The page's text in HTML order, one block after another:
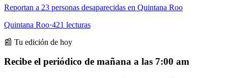
Reportan a 23 personas desaparecidas en Quintana Roo
Quintana Roo·421 lecturas
📰 Tu edición de hoy
Recibe el periódico de mañana a las 7:00 am